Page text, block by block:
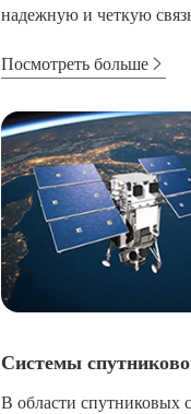
надежную и четкую
Посмотреть больше
Системы
В области спутниковых